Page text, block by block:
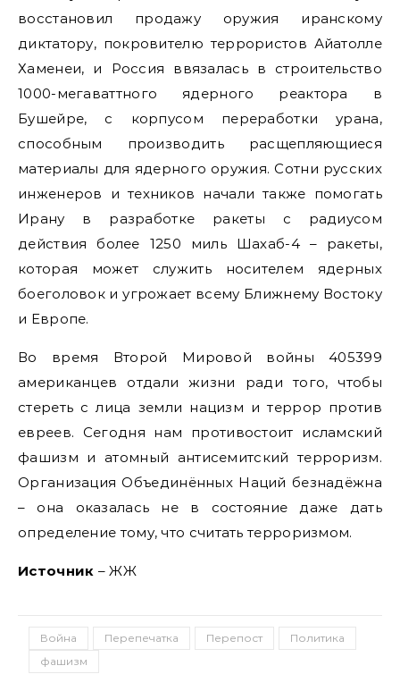
восстановил продажу оружия иранскому
диктатору, покровителю террористов Айатолле
Хаменеи, и Россия ввязалась в строительство
1000-мегаваттного ядерного реактора в
Бушейре, с корпусом переработки урана,
способным производить расщепляющиеся
материалы для ядерного оружия. Сотни русских
инженеров и техников начали также помогать
Ирану в разработке ракеты с радиусом
действия более 1250 миль Шахаб-4 – ракеты,
которая может служить носителем ядерных
боеголовок и угрожает всему Ближнему Востоку
и Европе.
Во время Второй Мировой войны 405399
американцев отдали жизни ради того, чтобы
стереть с лица земли нацизм и террор против
евреев. Сегодня нам противостоит исламский
фашизм и атомный антисемитский терроризм.
Организация Объединённых Наций безнадёжна
– она оказалась не в состояние даже дать
определение тому, что считать терроризмом.
Источник – ЖЖ
Война Перепечатка Перепост
Политика
фашизм